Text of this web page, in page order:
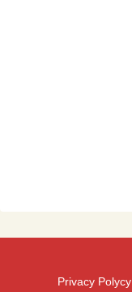
Privacy Polycy